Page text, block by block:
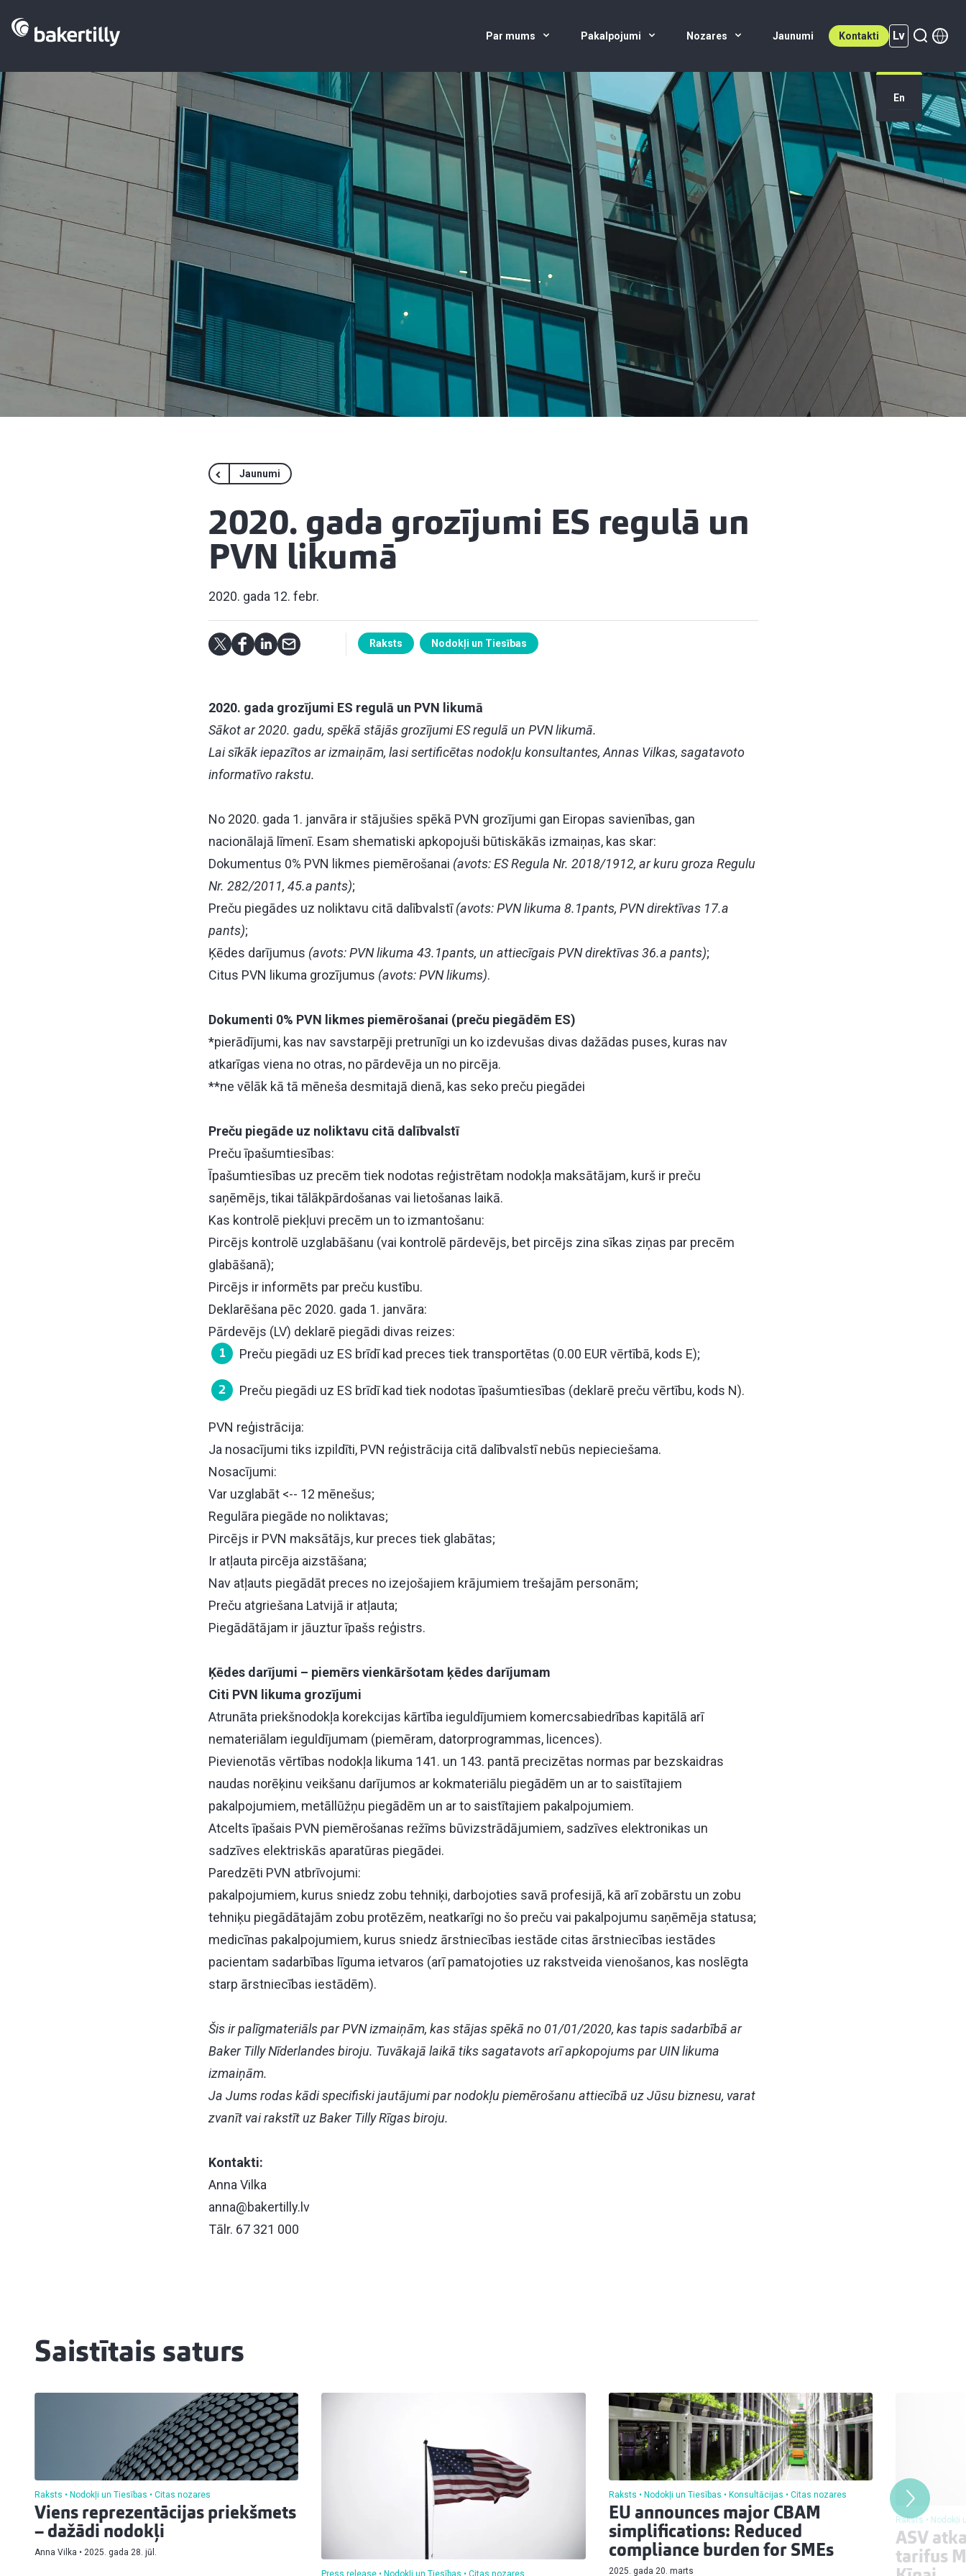
Par mums Pakalpojumi Nozares Jaunumi Kontakti Lv
En
Lv (active)
Jaunumi
2020. gada grozījumi ES regulā un
PVN likumā
2020. gada 12. febr.
Raksts Nodokļi un Tiesības
2020. gada grozījumi ES regulā un PVN likumā
Sākot ar 2020. gadu, spēkā stājās grozījumi ES regulā un PVN likumā.
Lai sīkāk iepazītos ar izmaiņām, lasi sertificētas nodokļu konsultantes, Annas Vilkas, sagatavoto
informatīvo rakstu.
No 2020. gada 1. janvāra ir stājušies spēkā PVN grozījumi gan Eiropas savienības, gan
nacionālajā līmenī. Esam shematiski apkopojuši būtiskākās izmaiņas, kas skar:
Dokumentus 0% PVN likmes piemērošanai (avots: ES Regula Nr. 2018/1912, ar kuru groza Regulu
Nr. 282/2011, 45.a pants);
Preču piegādes uz noliktavu citā dalībvalstī(avots: PVN likuma 8.1pants, PVN direktīvas 17.a
pants);
Ķēdes darījumus (avots: PVN likuma 43.1pants, un attiecīgais PVN direktīvas 36.a pants);
Citus PVN likuma grozījumus (avots: PVN likums).
Dokumenti 0% PVN likmes piemērošanai (preču piegādēm ES)
*pierādījumi, kas nav savstarpēji pretrunīgi un ko izdevušas divas dažādas puses, kuras nav
atkarīgas viena no otras, no pārdevēja un no pircēja.
**ne vēlāk kā tā mēneša desmitajā dienā, kas seko preču piegādei
Preču piegāde uz noliktavu citā dalībvalstī
Preču īpašumtiesības:
Īpašumtiesības uz precēm tiek nodotas reģistrētam nodokļa maksātājam, kurš ir preču
saņēmējs, tikai tālākpārdošanas vai lietošanas laikā.
Kas kontrolē piekļuvi precēm un to izmantošanu:
Pircējs kontrolē uzglabāšanu (vai kontrolē pārdevējs, bet pircējs zina sīkas ziņas par precēm
glabāšanā);
Pircējs ir informēts par preču kustību.
Deklarēšana pēc 2020. gada 1. janvāra:
Pārdevējs (LV) deklarē piegādi divas reizes:
Preču piegādi uz ES brīdī kad preces tiek transportētas (0.00 EUR vērtībā, kods E);
Preču piegādi uz ES brīdī kad tiek nodotas īpašumtiesības (deklarē preču vērtību, kods N).
PVN reģistrācija:
Ja nosacījumi tiks izpildīti, PVN reģistrācija citā dalībvalstī nebūs nepieciešama.
Nosacījumi:
Var uzglabāt <-- 12 mēnešus;
Regulāra piegāde no noliktavas;
Pircējs ir PVN maksātājs, kur preces tiek glabātas;
Ir atļauta pircēja aizstāšana;
Nav atļauts piegādāt preces no izejošajiem krājumiem trešajām personām;
Preču atgriešana Latvijā ir atļauta;
Piegādātājam ir jāuztur īpašs reģistrs.
Ķēdes darījumi – piemērs vienkāršotam ķēdes darījumam
Citi PVN likuma grozījumi
Atrunāta priekšnodokļa korekcijas kārtība ieguldījumiem komercsabiedrības kapitālā arī
nemateriālam ieguldījumam (piemēram, datorprogrammas, licences).
Pievienotās vērtības nodokļa likuma 141. un 143. pantā precizētas normas par bezskaidras
naudas norēķinu veikšanu darījumos ar kokmateriālu piegādēm un ar to saistītajiem
pakalpojumiem, metāllūžņu piegādēm un ar to saistītajiem pakalpojumiem.
Atcelts īpašais PVN piemērošanas režīms būvizstrādājumiem, sadzīves elektronikas un
sadzīves elektriskās aparatūras piegādei.
Paredzēti PVN atbrīvojumi:
pakalpojumiem, kurus sniedz zobu tehniķi, darbojoties savā profesijā, kā arī zobārstu un zobu
tehniķu piegādātajām zobu protēzēm, neatkarīgi no šo preču vai pakalpojumu saņēmēja statusa;
medicīnas pakalpojumiem, kurus sniedz ārstniecības iestāde citas ārstniecības iestādes
pacientam sadarbības līguma ietvaros (arī pamatojoties uz rakstveida vienošanos, kas noslēgta
starp ārstniecības iestādēm).
Šis ir palīgmateriāls par PVN izmaiņām, kas stājas spēkā no 01/01/2020, kas tapis sadarbībā ar
Baker Tilly Nīderlandes biroju. Tuvākajā laikā tiks sagatavots arī apkopojums par UIN likuma
izmaiņām.
Ja Jums rodas kādi specifiski jautājumi par nodokļu piemērošanu attiecībā uz Jūsu biznesu, varat
zvanīt vai rakstīt uz Baker Tilly Rīgas biroju.
Kontakti:
Anna Vilka
anna@bakertilly.lv
Tālr. 67 321 000
Saistītais saturs
Raksts Nodokļi un Tiesības Citas nozares
Viens reprezentācijas priekšmets
– dažādi nodokļi
Anna Vilka 2025. gada 28. jūl.
Raksts Nodokļi un Tiesības Konsultācijas Citas nozares
EU announces major CBAM
simplifications: Reduced
compliance burden for SMEs
2025. gada 20. marts
Raksts Nodokļi
ASV
tarifus